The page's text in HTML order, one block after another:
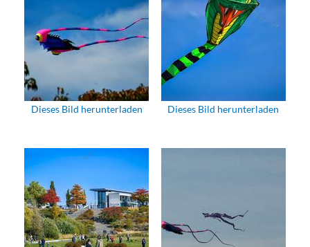
Dieses Bild herunterladen Dieses Bild herunterladen